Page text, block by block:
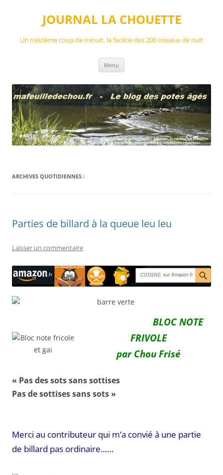
JOURNAL LA CHOUETTE
Un treizième coup de minuit, la facétie des 200 oiseaux de nuit
Menu
ARCHIVES QUOTIDIENNES :
Parties de billard à la queue leu leu
Laisser un commentaire
BLOC NOTE
FRIVOLE
par Chou Frisé
« Pas des sots sans sottises
Pas de sottises sans sots »
Merci au contributeur qui m’a convié à une partie
de billard pas ordinaire……